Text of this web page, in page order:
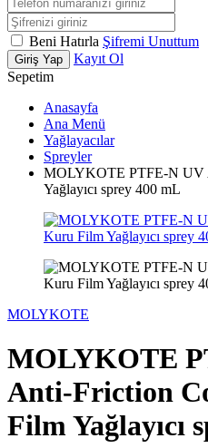
Beni Hatırla Şifremi Unuttum
Giriş Yap
Kayıt Ol
Sepetim
Anasayfa
Ana Menü
Yağlayacılar
Spreyler
MOLYKOTE PTFE-N UV
Yağlayıcı sprey 400 mL
MOLYKOTE
MOLYKOTE
Anti-Friction
Film Yağlayıcı